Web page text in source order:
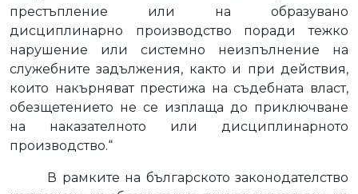
престъпление или на образувано
дисциплинарно производство поради тежко
нарушение или системно неизпълнение на
служебните задължения, както и при действия,
които накърняват престижа на съдебната власт,
обезщетението не се изплаща до приключване
на наказателното или дисциплинарното
производство.“
В рамките на българското законодателство